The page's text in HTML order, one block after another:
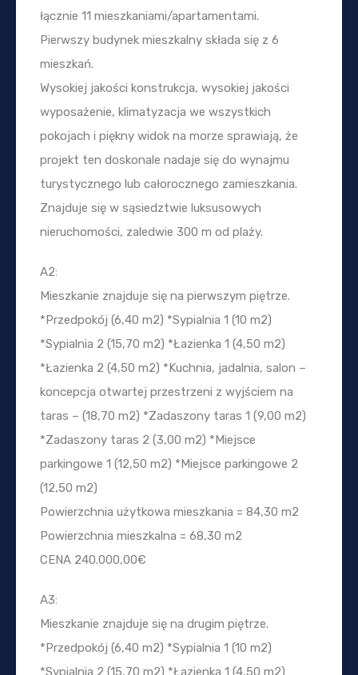
łącznie 11 mieszkaniami/apartamentami.
Pierwszy budynek mieszkalny składa się z 6
mieszkań.
Wysokiej jakości konstrukcja, wysokiej jakości
wyposażenie, klimatyzacja we wszystkich
pokojach i piękny widok na morze sprawiają, że
projekt ten doskonale nadaje się do wynajmu
turystycznego lub całorocznego zamieszkania.
Znajduje się w sąsiedztwie luksusowych
nieruchomości, zaledwie 300 m od plaży.
A2:
Mieszkanie znajduje się na pierwszym piętrze.
*Przedpokój (6,40 m2) *Sypialnia 1 (10 m2)
*Sypialnia 2 (15,70 m2) *Łazienka 1 (4,50 m2)
*Łazienka 2 (4,50 m2) *Kuchnia, jadalnia, salon –
koncepcja otwartej przestrzeni z wyjściem na
taras – (18,70 m2) *Zadaszony taras 1 (9,00 m2)
*Zadaszony taras 2 (3,00 m2) *Miejsce
parkingowe 1 (12,50 m2) *Miejsce parkingowe 2
(12,50 m2)
Powierzchnia użytkowa mieszkania = 84,30 m2
Powierzchnia mieszkalna = 68,30 m2
CENA 240.000,00€
A3:
Mieszkanie znajduje się na drugim piętrze.
*Przedpokój (6,40 m2) *Sypialnia 1 (10 m2)
*Sypialnia 2 (15,70 m2) *Łazienka 1 (4,50 m2)